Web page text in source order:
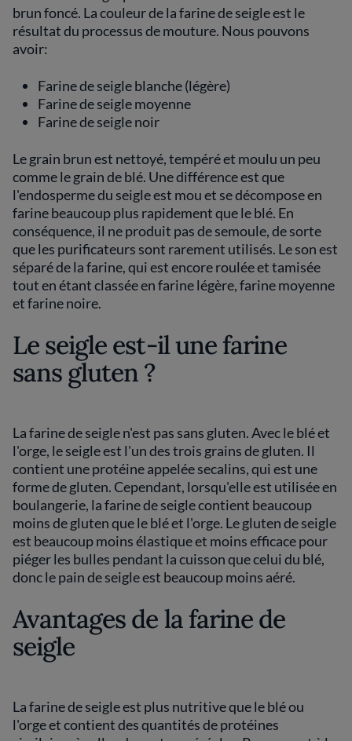
brun foncé. La couleur de la farine de seigle est le
résultat du processus de mouture. Nous pouvons
avoir:
Farine de seigle blanche (légère)
Farine de seigle moyenne
Farine de seigle noir
Le grain brun est nettoyé, tempéré et moulu un peu
comme le grain de blé. Une différence est que
l'endosperme du seigle est mou et se décompose en
farine beaucoup plus rapidement que le blé. En
conséquence, il ne produit pas de semoule, de sorte
que les purificateurs sont rarement utilisés. Le son est
séparé de la farine, qui est encore roulée et tamisée
tout en étant classée en farine légère, farine moyenne
et farine noire.
Le seigle est-il une farine
sans gluten ?
La farine de seigle n'est pas sans gluten. Avec le blé et
l'orge, le seigle est l'un des trois grains de gluten. Il
contient une protéine appelée secalins, qui est une
forme de gluten. Cependant, lorsqu'elle est utilisée en
boulangerie, la farine de seigle contient beaucoup
moins de gluten que le blé et l'orge. Le gluten de seigle
est beaucoup moins élastique et moins efficace pour
piéger les bulles pendant la cuisson que celui du blé,
donc le pain de seigle est beaucoup moins aéré.
Avantages de la farine de
seigle
La farine de seigle est plus nutritive que le blé ou
l'orge et contient des quantités de protéines